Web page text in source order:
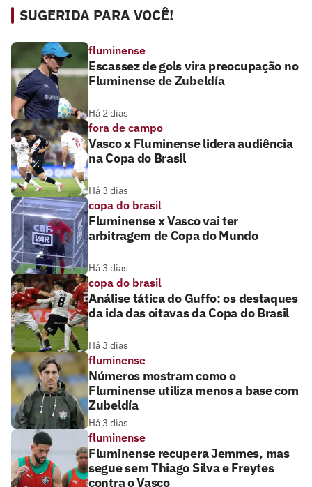
SUGERIDA PARA VOCÊ!
fluminense
Escassez de gols vira preocupação no
Fluminense de Zubeldía
Há 2 dias
fora de campo
Vasco x Fluminense lidera audiência
na Copa do Brasil
Há 3 dias
copa do brasil
Fluminense x Vasco vai ter
arbitragem de Copa do Mundo
Há 3 dias
copa do brasil
Análise tática do Guffo: os destaques
da ida das oitavas da Copa do Brasil
Há 3 dias
fluminense
Números mostram como o
Fluminense utiliza menos a base com
Zubeldía
Há 3 dias
fluminense
Fluminense recupera Jemmes, mas
segue sem Thiago Silva e Freytes
contra o Vasco